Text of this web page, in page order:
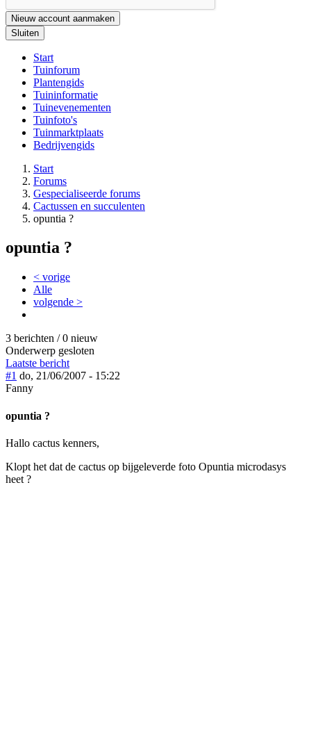
Nieuw account aanmaken
Sluiten
Start
Tuinforum
Plantengids
Tuininformatie
Tuinevenementen
Tuinfoto's
Tuinmarktplaats
Bedrijvengids
Start
Forums
Gespecialiseerde forums
Cactussen en succulenten
opuntia ?
opuntia ?
< vorige
Alle
volgende >
3 berichten / 0 nieuw
Onderwerp gesloten
Laatste bericht
#1 do, 21/06/2007 - 15:22
Fanny
opuntia ?
Hallo cactus kenners,
Klopt het dat de cactus op bijgeleverde foto Opuntia microdasys
heet ?